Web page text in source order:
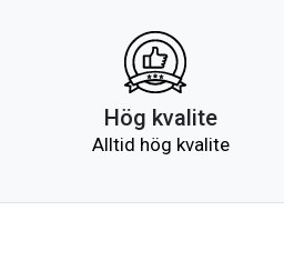
Hög kvalite
Alltid hög kvalite